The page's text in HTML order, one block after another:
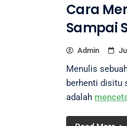
Cara
Sampai
Admin
Menulis
berhenti disitu
adalah